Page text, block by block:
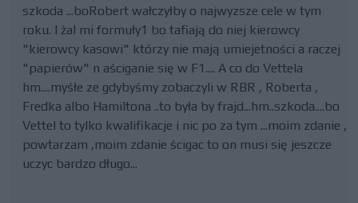
szkoda ...boRobert wałczyłby o najwyzsze cele w tym
roku. I żal mi formuły1 bo tafiają do niej kierowcy
"kierowcy kasowi" którzy nie mają umiejetności a raczej
"papierów" n aściganie się w F1.... A co do Vettela
hm....myśłe ze gdybyśmy zobaczyli w RBR , Roberta ,
Fredka albo Hamiltona ..to była by frajd...hm..szkoda....bo
Vettel to tylko kwalifikacje i nic po za tym ...moim zdanie ,
powtarzam ,moim zdanie ścigac to on musi się jeszcze
uczyc bardzo długo...